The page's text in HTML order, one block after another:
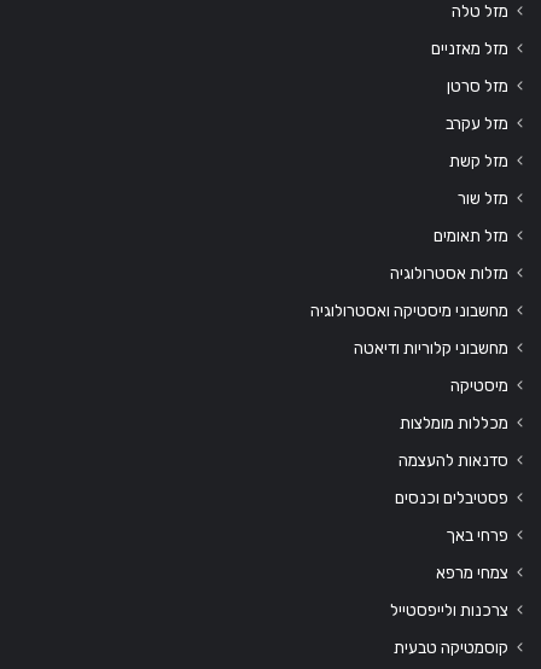
מזל טלה
מזל מאזניים
מזל סרטן
מזל עקרב
מזל קשת
מזל שור
מזל תאומים
מזלות אסטרולוגיה
מחשבוני מיסטיקה ואסטרולוגיה
מחשבוני קלוריות ודיאטה
מיסטיקה
מכללות מומלצות
סדנאות להעצמה
פסטיבלים וכנסים
פרחי באך
צמחי מרפא
צרכנות ולייפסטייל
קוסמטיקה טבעית